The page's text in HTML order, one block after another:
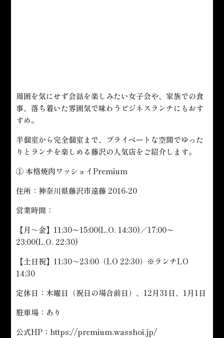
周囲を気にせず会話を楽しみたい女子会や、家族での食
事、落ち着いた雰囲気で味わうビジネスランチにもおす
すめ。
半個室から完全個室まで、プライベートな空間でゆった
りとランチを楽しめる藤沢の人気店をご紹介します。
① 本格焼肉ワッショイPremium
住所：神奈川県藤沢市遠藤 2016-20
営業時間：
【月～金】11:30〜15:00(L.O. 14:30)／17:00〜
23:00(L.O. 22:30)
【土日祝】11:30～23:00（LO 22:30）※ランチLO
14:30
定休日：木曜日（祝日の場合前日）、12月31日、1月1日
駐車場：あり
公式HP： https://premium.wasshoi.jp/